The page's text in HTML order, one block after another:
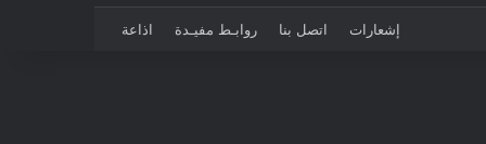
إشعارات اتصل بنا روابـط مفيـدة اذاعة